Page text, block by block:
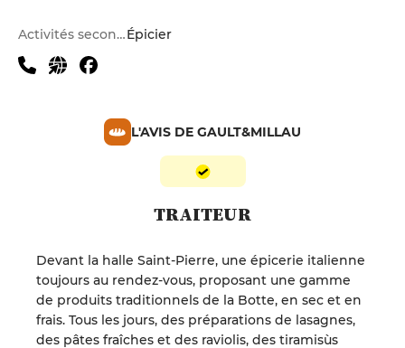
Activités secondairesÉpicier
L'AVIS DE GAULT&MILLAU
TRAITEUR
Devant la halle Saint-Pierre, une épicerie italienne
toujours au rendez-vous, proposant une gamme
de produits traditionnels de la Botte, en sec et en
frais. Tous les jours, des préparations de lasagnes,
des pâtes fraîches et des raviolis, des tiramisùs